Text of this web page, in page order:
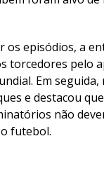
os episódios, a
torcedores pelo
Em
e destacou
não
futebol.